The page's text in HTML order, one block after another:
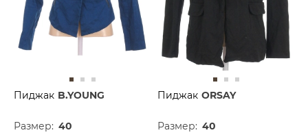
Пиджак B.YOUNG
Размер: 40
Пиджак ORSAY
Размер: 40